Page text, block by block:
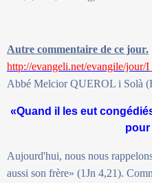
Autre commentaire de ce jour.
http://evangeli.net/evangile/jour/
Abbé Melcior QUEROL i Solà
«Quand il les eut
pour
Aujourd'hui, nous nous
aussi son frère» (1Jn 4,21).